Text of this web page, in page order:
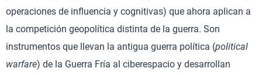
operaciones de influencia y cognitivas) que ahora aplican a
la competición geopolítica distinta de la guerra. Son
instrumentos que llevan la antigua guerra política (political
warfare) de la Guerra Fría al ciberespacio y desarrollan